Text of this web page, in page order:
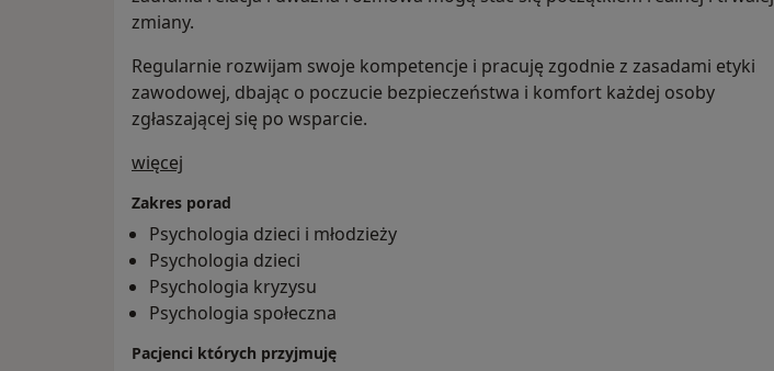
zmiany.
Regularnie rozwijam swoje kompetencje i pracuję zgodnie z zasadami etyki
zawodowej, dbając o poczucie bezpieczeństwa i komfort każdej osoby
zgłaszającej się po wsparcie.
więcej
Zakres porad
Psychologia dzieci i młodzieży
Psychologia dzieci
Psychologia kryzysu
Psychologia społeczna
Pacjenci których przyjmuję